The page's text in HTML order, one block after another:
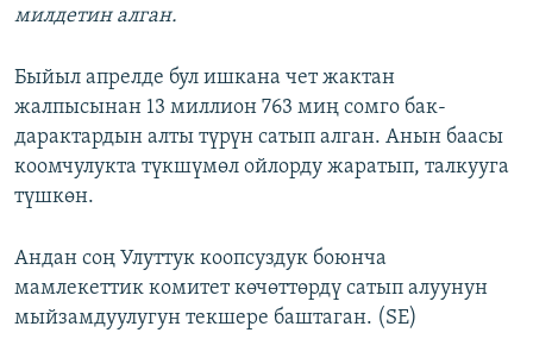
милдетин алган.
Быйыл апрелде бул ишкана чет жактан
жалпысынан 13 миллион 763 миң сомго бак-
дарактардын алты түрүн сатып алган. Анын баасы
коомчулукта түкшүмөл ойлорду жаратып, талкууга
түшкөн.
Андан соң Улуттук коопсуздук боюнча
мамлекеттик комитет көчөттөрдү сатып алуунун
мыйзамдуулугун текшере баштаган. (SE)